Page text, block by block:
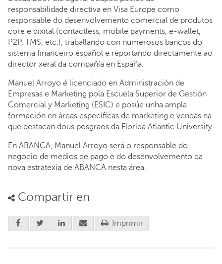
responsabilidade directiva en Visa Europe como
responsable do desenvolvemento comercial de produtos
core e dixital (contactless, mobile payments, e-wallet,
P2P, TMS, etc.), traballando con numerosos bancos do
sistema financeiro español e reportando directamente ao
director xeral da compañía en España.
Manuel Arroyo é licenciado en Administración de
Empresas e Marketing pola Escuela Superior de Gestión
Comercial y Marketing (ESIC) e posúe unha ampla
formación en áreas específicas de marketing e vendas na
que destacan dous posgraos da Florida Atlantic University.
En ABANCA, Manuel Arroyo será o responsable do
negocio de medios de pago e do desenvolvemento da
nova estratexia de ABANCA nesta área.
Compartir en
Imprimir